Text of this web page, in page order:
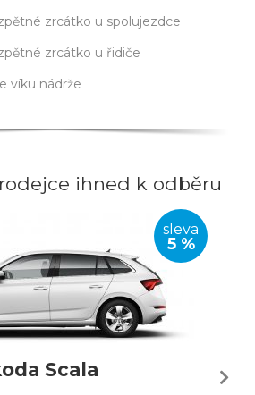
zrcátko u spolujezdce
zrcátko u řidiče
víku nádrže
ihned k odběru
sleva
5 %
Scala